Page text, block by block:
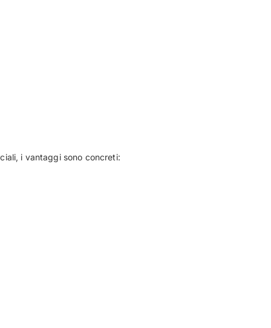
i vantaggi sono concreti: